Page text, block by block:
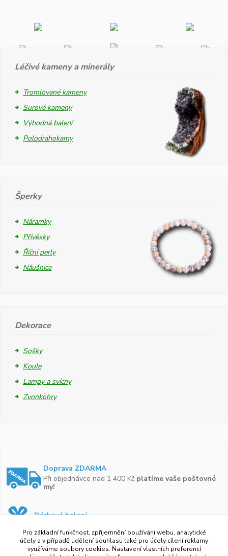
Léčivé kameny a minerály
Tromlované kameny
Surové kameny
Výhodná balení
Polodrahokamy
Šperky
Náramky
Přívěsky
Říční perly
Náušnice
Dekorace
Sošky
Koule
Lampy a svícny
Zvonkohry
Doprava ZDARMA
Při objednávce nad 1 400 Kč platíme vaše poštovné
my!
Dárkové balení
Ověřeno zákazníky
Pro základní funkčnost, zpříjemnění používání webu, analytické
účely a v případě udělení souhlasu také pro účely cílení reklamy
využíváme soubory cookies. Nastavení vlastních preferencí